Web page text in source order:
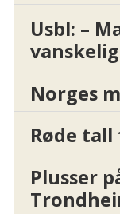
Usbl: –
Norges
Røde tall
Plusser